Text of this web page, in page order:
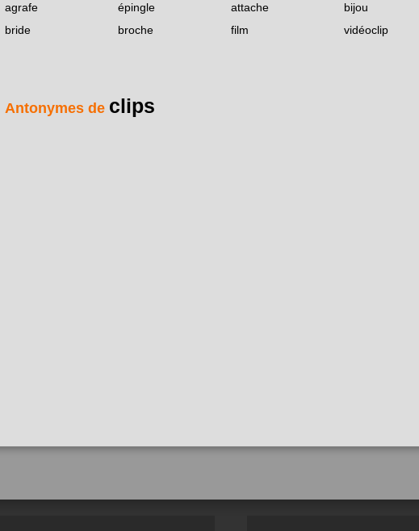
agrafe épingle attache bijou
bride
broche film vidéoclip
Antonymes de clips